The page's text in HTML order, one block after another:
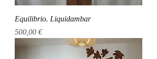
Equilibrio. Liquidambar
Precio
500,00 €